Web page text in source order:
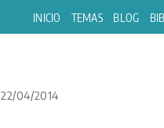
INICIO TEMAS BLOG
22/04/2014